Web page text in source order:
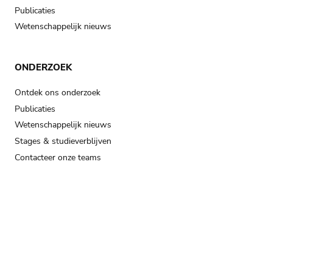
Publicaties
Wetenschappelijk nieuws
ONDERZOEK
Ontdek ons onderzoek
Publicaties
Wetenschappelijk nieuws
Stages & studieverblijven
Contacteer onze teams